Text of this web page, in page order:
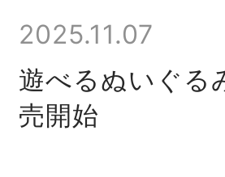
2025.11.07
遊べるぬいぐる
売開始